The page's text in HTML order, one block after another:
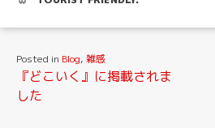
Posted in Blog, 雑感
投
稿
『どこいく』に掲載されま
した